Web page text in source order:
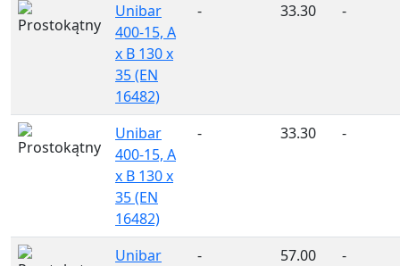
Unibar
400-15, A
x B 130 x
35 (EN
16482)
- 33.30 -
Unibar
400-15, A
x B 130 x
35 (EN
16482)
- 33.30 -
Unibar
- 57.00 -